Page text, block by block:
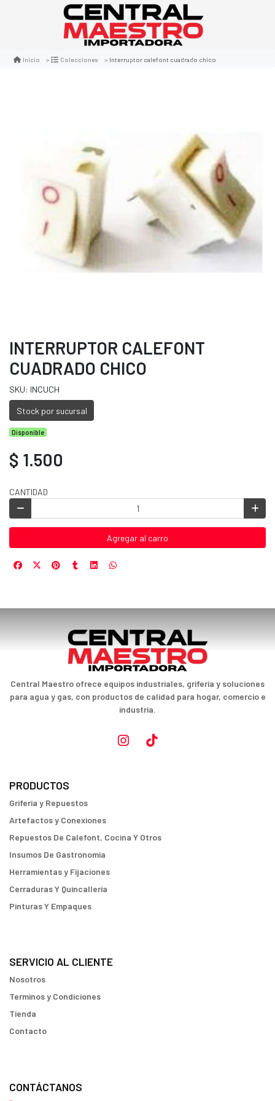
Inicio Colecciones Interruptor calefont cuadrado chico
INTERRUPTOR CALEFONT
CUADRADO CHICO
SKU: INCUCH
Stock por sucursal
Disponible
$ 1.500
CANTIDAD
Agregar al carro
Central Maestro ofrece equipos industriales, grifería y soluciones
para agua y gas, con productos de calidad para hogar, comercio e
industria.
PRODUCTOS
Griferia y Repuestos
Artefactos y Conexiones
Repuestos De Calefont, Cocina Y Otros
Insumos De Gastronomia
Herramientas y Fijaciones
Cerraduras Y Quincallería
Pinturas Y Empaques
SERVICIO AL CLIENTE
Nosotros
Terminos y Condiciones
Tienda
Contacto
CONTÁCTANOS